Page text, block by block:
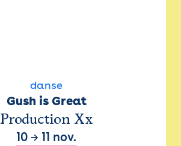
danse
Gush is Great
Production Xx
10 → 11 nov.